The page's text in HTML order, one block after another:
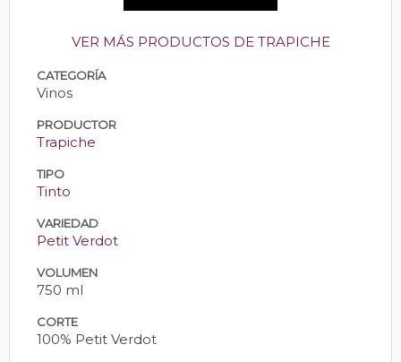
VER MÁS PRODUCTOS DE TRAPICHE
CATEGORÍA
Vinos
PRODUCTOR
Trapiche
TIPO
Tinto
VARIEDAD
Petit Verdot
VOLUMEN
750 ml
CORTE
100% Petit Verdot